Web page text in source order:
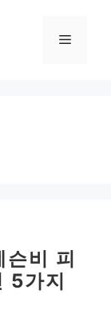
메
비 피
5가지